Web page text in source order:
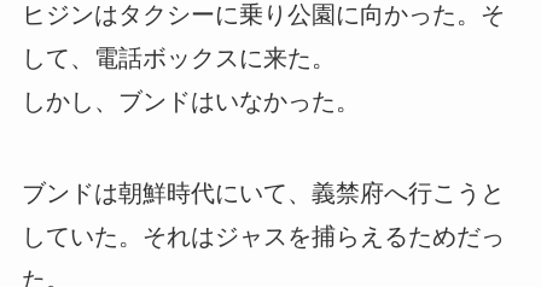
ヒジンはタクシーに乗り公園に向かった。そ
して、電話ボックスに来た。
しかし、ブンドはいなかった。
ブンドは朝鮮時代にいて、義禁府へ行こうと
していた。それはジャスを捕らえるためだっ
た。